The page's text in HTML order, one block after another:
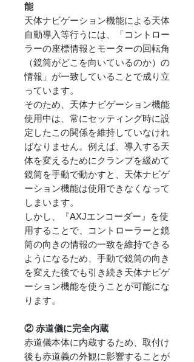
能
天体ナビゲーション機能による天体
自動導入等行うには、「コントロー
ラーの座標情報とモーターの回転角
（鏡筒がどこを向いているのか）の
情報」が一致していることで成り立
っています。
そのため、天体ナビゲーション機能
使用中は、常にセッティング時に設
定したこの関係を維持していなけれ
ばなりません。例えば、導入する天
体を変えるためにクランプを緩めて
鏡筒を手動で動かすと、天体ナビゲ
ーション機能は使用できなくなって
しまいます。
しかし、『AXJエンコーダー』を使
用することで、コントローラーと鏡
筒の向きの情報の一致を維持できる
ようになるため、手動で鏡筒の向き
を変えた後でも引き続き天体ナビゲ
ーション機能を使うことが可能にな
ります。
② 赤道儀に完全内蔵
赤道儀本体に内蔵するため、取付け
後も赤道義の外観に影響することが